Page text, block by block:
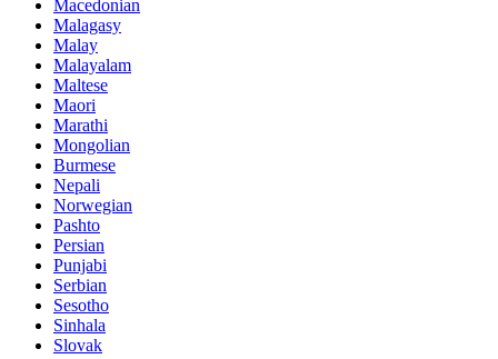
Macedonian
Malagasy
Malay
Malayalam
Maltese
Maori
Marathi
Mongolian
Burmese
Nepali
Norwegian
Pashto
Persian
Punjabi
Serbian
Sesotho
Sinhala
Slovak